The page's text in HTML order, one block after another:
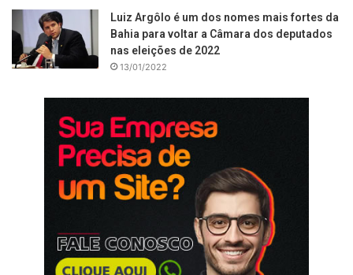
Luiz Argôlo é um dos nomes mais fortes da
Bahia para voltar a Câmara dos deputados
nas eleições de 2022
13/01/2022